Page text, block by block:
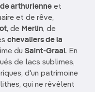
arthurienne et
et de rêve,
, de Merlin, de
chevaliers de la
du Saint-Graal. En
de lacs sublimes,
d'un patrimoine
qui ne révèlent